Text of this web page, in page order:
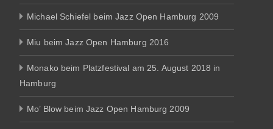
Michael Schiefel beim Jazz Open Hamburg 2009
Miu beim Jazz Open Hamburg 2016
Monako beim Platzfestival am 25. August 2018 in
Hamburg
Mo’ Blow beim Jazz Open Hamburg 2009